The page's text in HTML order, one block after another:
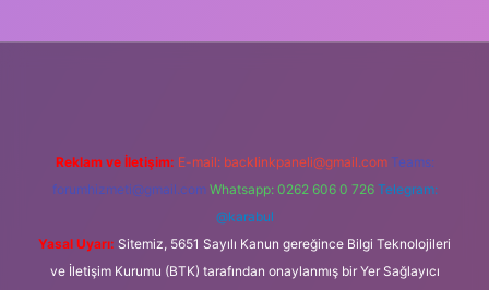
Reklam ve İletişim: E-mail: backlinkpaneli@gmail.com Teams:
forumhizmeti@gmail.com Whatsapp: 0262 606 0 726 Telegram:
@karabul
Yasal Uyarı: Sitemiz, 5651 Sayılı Kanun gereğince Bilgi Teknolojileri
ve İletişim Kurumu (BTK) tarafından onaylanmış bir Yer Sağlayıcı